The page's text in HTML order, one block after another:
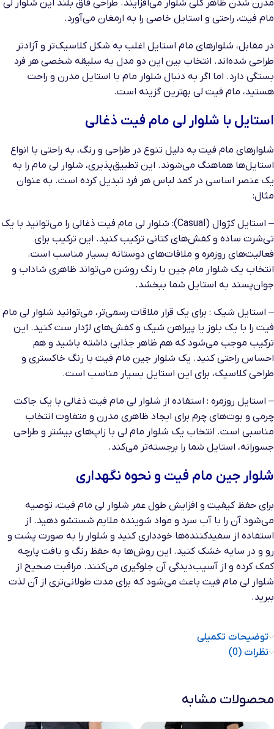
مدرن شدن ظاهر کلی شلوار می‌افزایند. طراحی فاق بلند این شلوار لی
مام فیت، راحتی و استایل خاصی را به ارمغان می‌آورد.
در مقابل، شلوارهای مام استایل اغلب به شکل کلاسیک‌تر و آزادتر
طراحی شده‌اند. انتخاب بین این دو مدل به سلیقه شخصی هر فرد
بستگی دارد. اما اگر به دنبال شلوار مام با استایل مدرن و راحت
هستید، مام فیت لی بهترین گزینه است.
استایل با شلوار لی مام فیت ذغالی
شلوارهای مام فیت به دلیل تنوع در طراحی و رنگ، به راحتی با انواع
استایل‌ها هماهنگ می‌شوند. این تطبیق‌پذیری، شلوار لی مام را به
یک عنصر اساسی در کمد لباس هر فرد تبدیل کرده است. به عنوان
مثال:
– استایل کژوال (Casual): شلوار لی مام فیت ذغالی را می‌توانید با یک
تی‌شرت ساده و کفش‌های کتانی ترکیب کنید. این ترکیب برای
فعالیت‌های روزمره و ملاقات‌های دوستانه بسیار مناسب است.
انتخاب یک شلوار مام جین با رنگ روشن می‌تواند ظاهری شاداب و
جوان‌پسند به استایل شما ببخشد.
– استایل شیک : برای یک قرار ملاقات رسمی‌تر، می‌توانید شلوار لی مام
فیت را با یک بلوز یا پیراهن شیک و کفش‌های لژدار ست کنید. این
ترکیب موجب می‌شود که هم ظاهر جذابی داشته باشید و هم
احساس راحتی کنید. یک شلوار جین مام فیت با رنگ خاکستری و
طراحی کلاسیک، برای این استایل بسیار مناسب است.
– استایل روزمره : استفاده از شلوار لی مام فیت ذغالی با یک جاکت
چرمی و بوت‌های چرم برای ایجاد ظاهری مدرن و متفاوت انتخاب
مناسبی است. انتخاب یک شلوار مام لی با زاپ‌های بیشتر و طراحی
جسورانه، استایل شما را برجسته‌تر می‌کند.
شلوار جین مام فیت و نحوه نگهداری
برای حفظ کیفیت و افزایش طول عمر شلوار لی مام فیت، توصیه
می‌شود آن را با آب سرد و مواد شوینده ملایم شستشو دهید. از
استفاده از سفیدکننده‌ها خودداری کنید و شلوار را به صورت پشت و
رو و در سایه خشک کنید. این روش‌ها به حفظ رنگ و بافت پارچه
کمک کرده و از آسیب‌دیدگی آن جلوگیری می‌کنند. مراقبت صحیح از
شلوار لی مام فیت باعث می‌شود که برای مدت طولانی‌تری از آن لذت
ببرید.
توضیحات تکمیلی
نظرات (0)
محصولات مشابه